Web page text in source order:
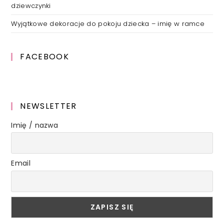
dziewczynki
Wyjątkowe dekoracje do pokoju dziecka – imię w ramce
FACEBOOK
NEWSLETTER
Imię / nazwa
Email